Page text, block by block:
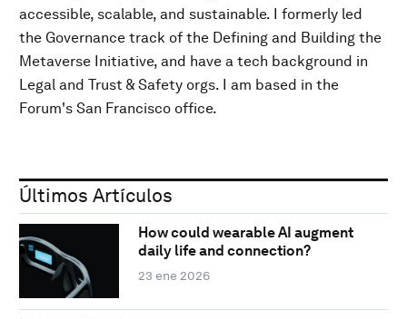
accessible, scalable, and sustainable. I formerly led
the Governance track of the Defining and Building the
Metaverse Initiative, and have a tech background in
Legal and Trust & Safety orgs. I am based in the
Forum's San Francisco office.
Últimos Artículos
How could wearable AI augment
daily life and connection?
23 ene 2026